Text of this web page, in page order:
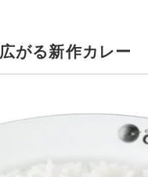
がる新作カレー